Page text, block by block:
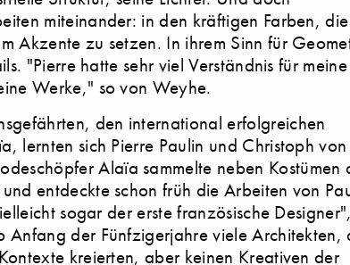
miteinander: in den kräftigen Farben, die
Akzente zu setzen. In ihrem Sinn für
"Pierre hatte sehr viel Verständnis für meine
Werke," so von Weyhe.
den international erfolgreichen
lernten sich Pierre Paulin und Christoph von
Alaïa sammelte neben Kostümen
und entdeckte schon früh die Arbeiten von
sogar der erste französische
Anfang der Fünfzigerjahre viele Architekten,
kreierten, aber keinen Kreativen der